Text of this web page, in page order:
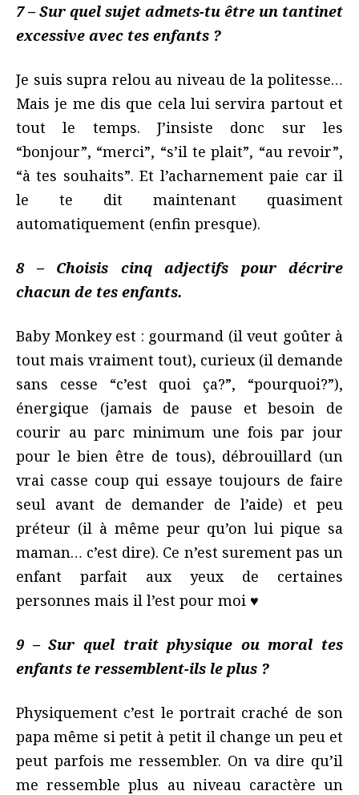
7 – Sur quel sujet admets-tu être un tantinet
excessive avec tes enfants ?
Je suis supra relou au niveau de la politesse…
Mais je me dis que cela lui servira partout et
tout le temps. J’insiste donc sur les
“bonjour”, “merci”, “s’il te plait”, “au revoir”,
“à tes souhaits”. Et l’acharnement paie car il
le te dit maintenant quasiment
automatiquement (enfin presque).
8 – Choisis cinq adjectifs pour décrire
chacun de tes enfants.
Baby Monkey est : gourmand (il veut goûter à
tout mais vraiment tout), curieux (il demande
sans cesse “c’est quoi ça?”, “pourquoi?”),
énergique (jamais de pause et besoin de
courir au parc minimum une fois par jour
pour le bien être de tous), débrouillard (un
vrai casse coup qui essaye toujours de faire
seul avant de demander de l’aide) et peu
préteur (il à même peur qu’on lui pique sa
maman… c’est dire). Ce n’est surement pas un
enfant parfait aux yeux de certaines
personnes mais il l’est pour moi ♥
9 – Sur quel trait physique ou moral tes
enfants te ressemblent-ils le plus ?
Physiquement c’est le portrait craché de son
papa même si petit à petit il change un peu et
peut parfois me ressembler. On va dire qu’il
me ressemble plus au niveau caractère un